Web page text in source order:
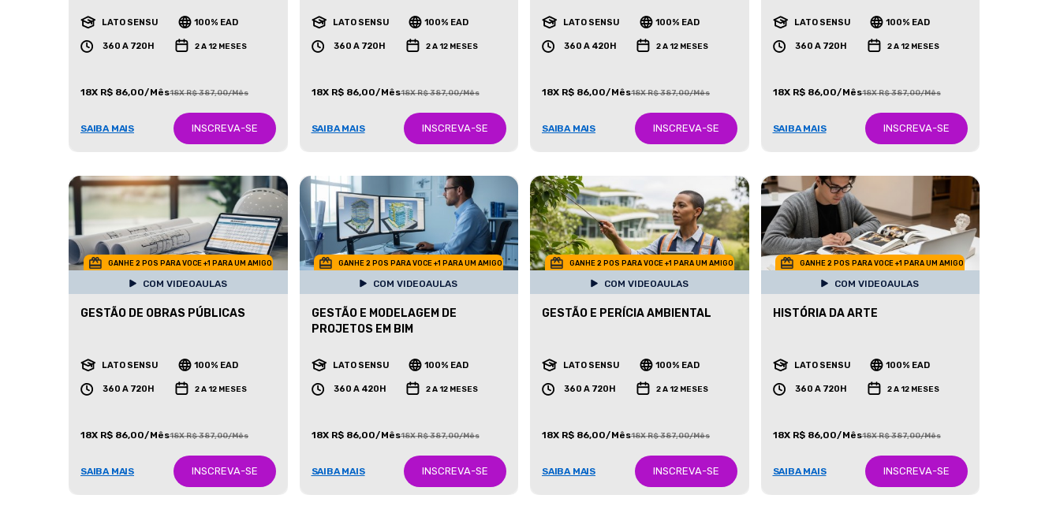
LATO SENSU 100% EAD
360 A 720H 2 A 12 MESES
18X R$ 86,00/Mês18X R$ 387,00/Mês
SAIBA MAIS INSCREVA-SE
LATO SENSU 100% EAD
360 A 720H 2 A 12 MESES
18X R$ 86,00/Mês18X R$ 387,00/Mês
SAIBA MAIS INSCREVA-SE
LATO SENSU 100% EAD
360 A 420H 2 A 12 MESES
18X R$ 86,00/Mês18X R$ 387,00/Mês
SAIBA MAIS INSCREVA-SE
LATO SENSU 100% EAD
360 A 720H 2 A 12 MESES
18X R$ 86,00/Mês18X R$ 387,00/Mês
SAIBA MAIS INSCREVA-SE
GANHE 2 POS PARA VOCE +1 PARA UM AMIGO
COM VIDEOAULAS
GESTÃO DE OBRAS PÚBLICAS
LATO SENSU 100% EAD
360 A 720H 2 A 12 MESES
18X R$ 86,00/Mês18X R$ 387,00/Mês
SAIBA MAIS INSCREVA-SE
GANHE 2 POS PARA VOCE +1 PARA UM AMIGO
COM VIDEOAULAS
GESTÃO E MODELAGEM DE
PROJETOS EM BIM
LATO SENSU 100% EAD
360 A 420H 2 A 12 MESES
18X R$ 86,00/Mês18X R$ 387,00/Mês
SAIBA MAIS INSCREVA-SE
GANHE 2 POS PARA VOCE +1 PARA UM AMIGO
COM VIDEOAULAS
GESTÃO E PERÍCIA AMBIENTAL
LATO SENSU 100% EAD
360 A 720H 2 A 12 MESES
18X R$ 86,00/Mês18X R$ 387,00/Mês
SAIBA MAIS INSCREVA-SE
GANHE 2 POS PARA VOCE +1 PARA UM AMIGO
COM VIDEOAULAS
HISTÓRIA DA ARTE
LATO SENSU 100% EAD
360 A 720H 2 A 12 MESES
18X R$ 86,00/Mês18X R$ 387,00/Mês
SAIBA MAIS INSCREVA-SE